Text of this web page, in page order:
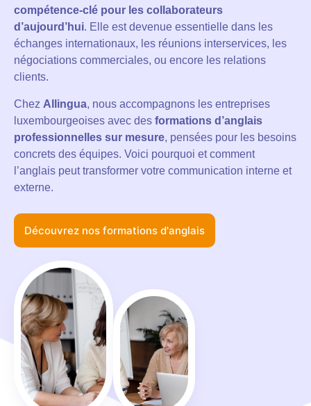
compétence-clé pour les collaborateurs
d’aujourd’hui. Elle est devenue essentielle dans les
échanges internationaux, les réunions interservices, les
négociations commerciales, ou encore les relations
clients.
Chez Allingua, nous accompagnons les entreprises
luxembourgeoises avec des formations d’anglais
professionnelles sur mesure, pensées pour les besoins
concrets des équipes. Voici pourquoi et comment
l’anglais peut transformer votre communication interne et
externe.
Découvrez nos formations d'anglais